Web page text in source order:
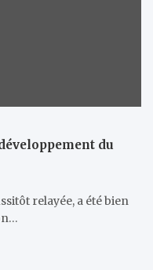
du
relayée, a été bien